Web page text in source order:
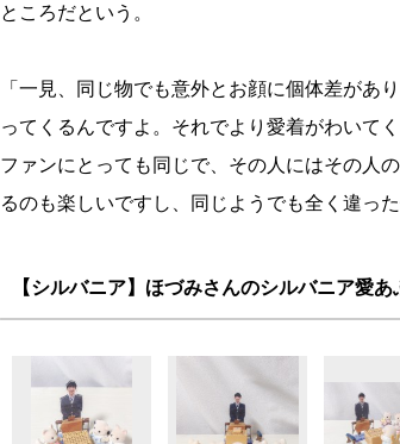
ところだという。
「一見、同じ物でも意外とお顔に個体差があ
ってくるんですよ。それでより愛着がわいて
ファンにとっても同じで、その人にはその人
るのも楽しいですし、同じようでも全く違っ
【シルバニア】ほづみさんのシルバニア愛